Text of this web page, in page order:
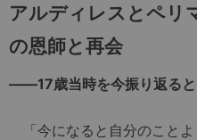
アルディレスとペリ
の恩師と再会
――17歳当時を今振り返ると
「今になると自分のこと